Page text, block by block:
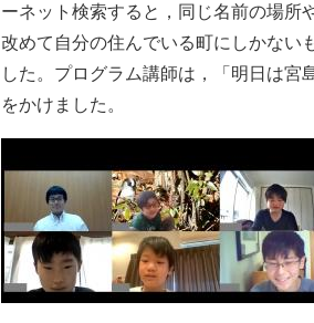
ーネット検索すると，同じ名前の場所
改めて自分の住んでいる町にしかない
した。プログラム講師は，「明日は
をかけました。